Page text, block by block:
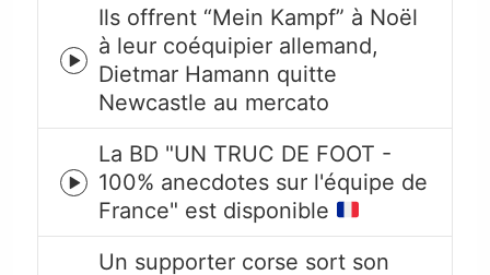
Episode
play
icon
Ils offrent “Mein Kampf” à Noël
à leur coéquipier allemand,
Dietmar Hamann quitte
Newcastle au mercato
Episode
play
icon
La BD "UN TRUC DE FOOT -
100% anecdotes sur l'équipe de
France" est disponible
Un supporter corse sort son